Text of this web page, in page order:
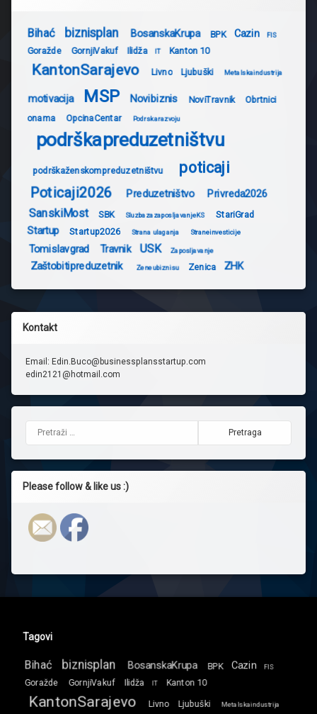
Bihać biznisplan BosanskaKrupa BPK Cazin FIS
Goražde GornjiVakuf Ilidža IT Kanton 10
KantonSarajevo Livno Ljubuški Metalskaindustrija
motivacija MSP Novibiznis NoviTravnik
Obrtnici
onama
OpcinaCentar Podrskarazvoju
podrškapreduzetništvu
podrškaženskompreduzetništvu poticaji
Poticaji2026 Preduzetništvo Privreda2026
SanskiMost SBK SluzbazazaposljavanjeKS StariGrad
Startup Startup2026 Strana ulaganja Straneinvesticije
Tomislavgrad Travnik USK Zaposljavanje
Zaštobitipreduzetnik Zeneubiznisu Zenica ZHK
Kontakt
Email: Edin.Buco@businessplansstartup.com
edin2121@hotmail.com
Please follow & like us :)
Tagovi
Bihać biznisplan BosanskaKrupa BPK Cazin FIS
Goražde GornjiVakuf Ilidža IT Kanton 10
KantonSarajevo Livno Ljubuški Metalskaindustrija